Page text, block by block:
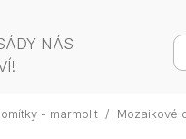
NÁS
- marmolit/ Mozaikové